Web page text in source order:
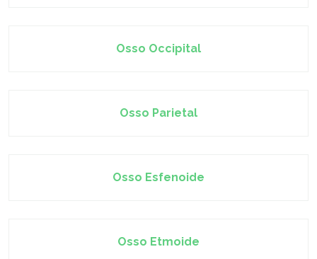
Osso Occipital
Osso Parietal
Osso Esfenoide
Osso Etmoide